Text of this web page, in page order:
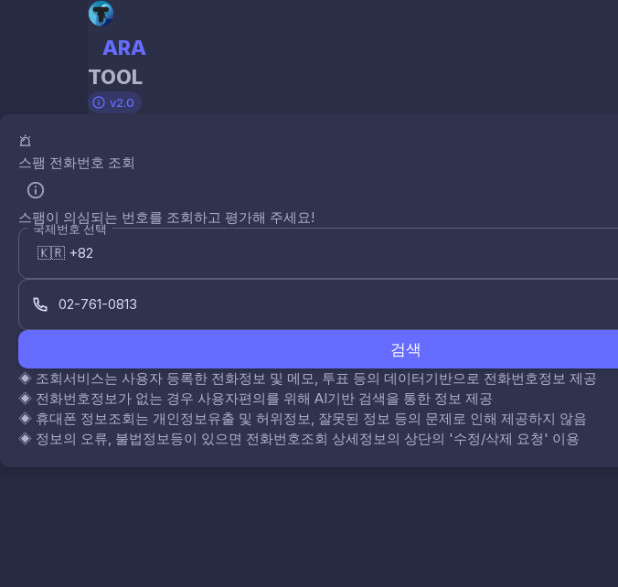
ARA
TOOL
v2.0
스팸 전화번호 조회
스팸이 의심되는 번호를 조회하고 평가해 주세요!
국제번호 선택
검색
◈ 조회서비스는 사용자 등록한 전화정보 및 메모, 투표 등의 데이터기반으로 전화번호정보 제공
◈ 전화번호정보가 없는 경우 사용자편의를 위해 AI기반 검색을 통한 정보 제공
◈ 휴대폰 정보조회는 개인정보유출 및 허위정보, 잘못된 정보 등의 문제로 인해 제공하지 않음
◈ 정보의 오류, 불법정보등이 있으면 전화번호조회 상세정보의 상단의 '수정/삭제 요청' 이용